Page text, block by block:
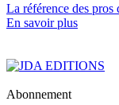
La référence des pros
En savoir plus
Abonnement